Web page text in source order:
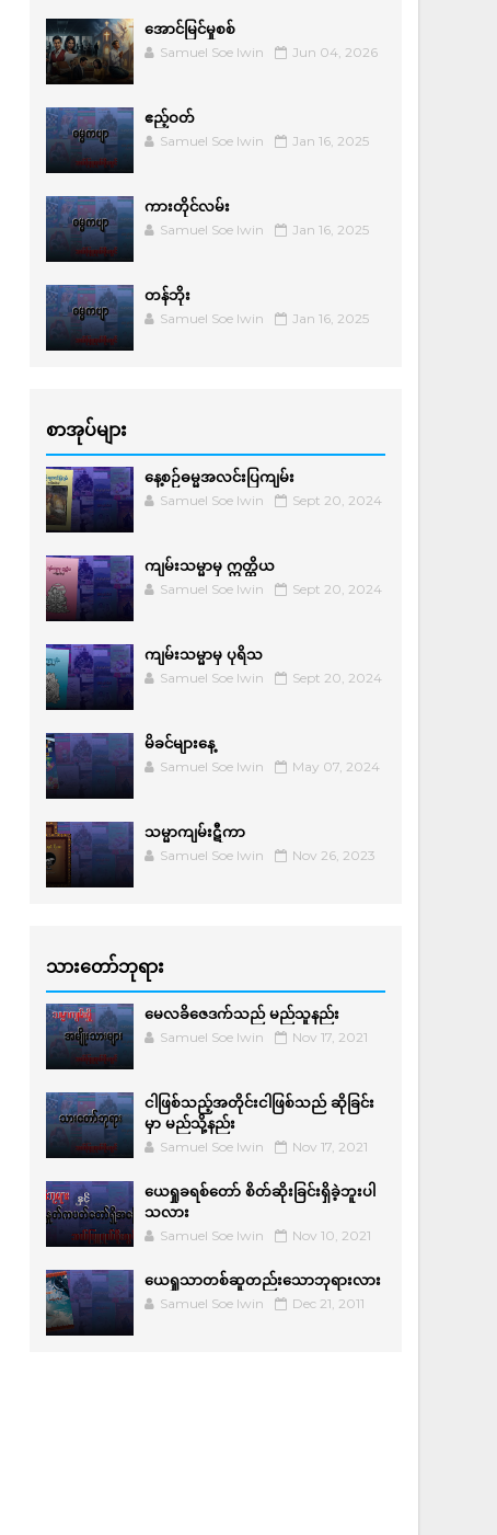
အောင်မြင်မှုစစ်
Samuel Soe lwin Jun 04, 2026
ဧည့်ဝတ်
Samuel Soe lwin Jan 16, 2025
ကားတိုင်လမ်း
Samuel Soe lwin Jan 16, 2025
တန်ဘိုး
Samuel Soe lwin Jan 16, 2025
စာအုပ်များ
နေ့စဉ်ဓမ္မအလင်းပြကျမ်း
Samuel Soe lwin Sept 20, 2024
ကျမ်းသမ္မာမှ ဣတ္ထိယ
Samuel Soe lwin Sept 20, 2024
ကျမ်းသမ္မာမှ ပုရိသ
Samuel Soe lwin Sept 20, 2024
မိခင်များနေ့
Samuel Soe lwin May 07, 2024
သမ္မာကျမ်းဋီကာ
Samuel Soe lwin Nov 26, 2023
သားတော်ဘုရား
မေလခိဇေဒက်သည် မည်သူနည်း
Samuel Soe lwin Nov 17, 2021
ငါဖြစ်သည့်အတိုင်းငါဖြစ်သည် ဆိုခြင်း
မှာ မည်သို့နည်း
Samuel Soe lwin Nov 17, 2021
ယေရှုခရစ်တော် စိတ်ဆိုးခြင်းရှိခဲ့ဘူးပါ
သလား
Samuel Soe lwin Nov 10, 2021
ယေရှုသာတစ်ဆူတည်းသောဘုရားလား
Samuel Soe lwin Dec 21, 2011